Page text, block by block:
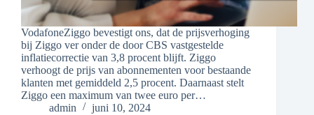
VodafoneZiggo bevestigt ons, dat de prijsverhoging
bij Ziggo ver onder de door CBS vastgestelde
inflatiecorrectie van 3,8 procent blijft. Ziggo
verhoogt de prijs van abonnementen voor bestaande
klanten met gemiddeld 2,5 procent. Daarnaast stelt
Ziggo een maximum van twee euro per…
admin
juni 10, 2024